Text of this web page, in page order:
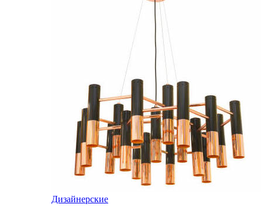
Дизайнерские